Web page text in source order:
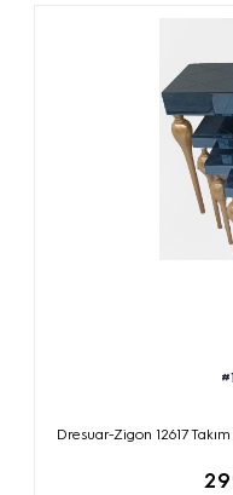
Dresuar-Zigon 12617